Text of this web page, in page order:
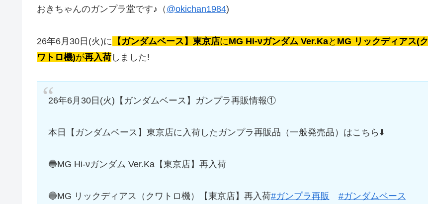
おきちゃんのガンプラ堂です♪（ @okichan1984)
26年6月30日(火)に 【ガンダムベース】東京店にMG Hi-νガンダム Ver.Kaと MG リックディアス(ク
ワトロ機)が再入荷 しました!
26年6月30日(火)【ガンダムベース】ガンプラ再販情報①
本日【ガンダムベース】東京店に入荷したガンプラ再販品（一般発売品）はこちら⬇️
🔵MG Hi-νガンダム Ver.Ka【東京店】再入荷
🔵MG リックディアス（クワトロ機）【東京店】再入荷#ガンプラ再販
#ガンダムベース